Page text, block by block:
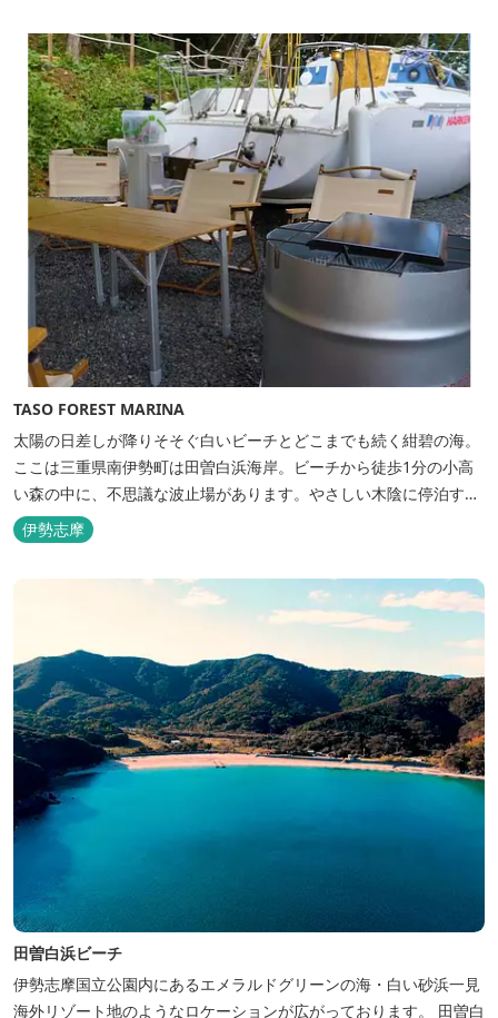
を散策しながら海風を感じるのもよし、インスタントハウス内でリ
ラックスする...
TASO FOREST MARINA
太陽の日差しが降りそそぐ白いビーチとどこまでも続く紺碧の海。
ここは三重県南伊勢町は田曽白浜海岸。ビーチから徒歩1分の小高
い森の中に、不思議な波止場があります。やさしい木陰に停泊する
のは3艇のヨット。日本初の森のマリーナです。 航海の気分高まる
インテリアは見た目からは想像できないほど広く、くつろぎの空
上に寝転んで夜空を見上げれば...
伊勢志摩
田曽白浜ビーチ
伊勢志摩国立公園内にあるエメラルドグリーンの海・白い砂浜一見
海外リゾート地のようなロケーションが広がっております。 田曽白